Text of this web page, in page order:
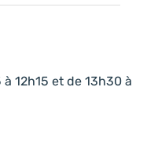
12h15 et de 13h30 à